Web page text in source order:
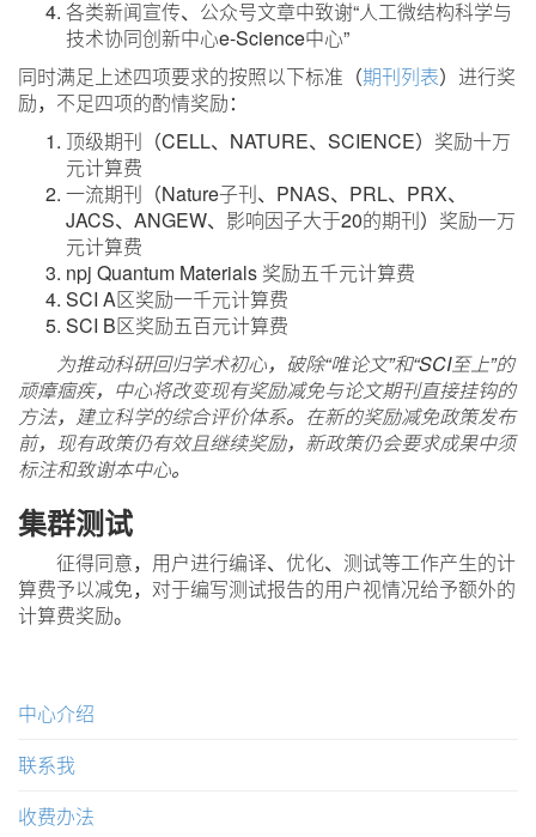
各类新闻宣传、公众号文章中致谢“人工微结构科学与
技术协同创新中心e-Science中心”
同时满足上述四项要求的按照以下标准（期刊列表）进行奖
励，不足四项的酌情奖励：
顶级期刊（CELL、NATURE、SCIENCE）奖励十万
元计算费
一流期刊（Nature子刊、PNAS、PRL、PRX、
JACS、ANGEW、影响因子大于20的期刊）奖励一万
元计算费
npj Quantum Materials 奖励五千元计算费
SCI A区奖励一千元计算费
SCI B区奖励五百元计算费
为推动科研回归学术初心，破除“唯论文”和“SCI至上”的
顽瘴痼疾，中心将改变现有奖励减免与论文期刊直接挂钩的
方法，建立科学的综合评价体系。在新的奖励减免政策发布
前，现有政策仍有效且继续奖励，新政策仍会要求成果中须
标注和致谢本中心。
集群测试
征得同意，用户进行编译、优化、测试等工作产生的计
算费予以减免，对于编写测试报告的用户视情况给予额外的
计算费奖励。
中心介绍
联系我
收费办法